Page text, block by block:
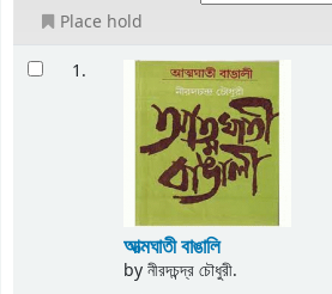
Place hold
1.
আত্মঘাতী বাঙালি
byনীরদচন্দ্র চৌধুরী.